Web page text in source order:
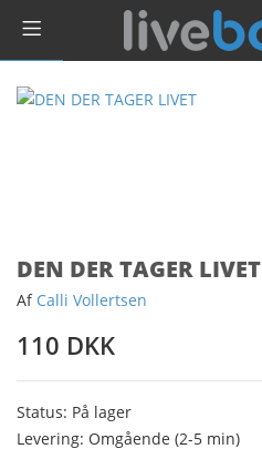
DEN DER TAGER LIVET
Af Calli Vollertsen
110 DKK
Status: På lager
Levering: Omgående (2-5 min)